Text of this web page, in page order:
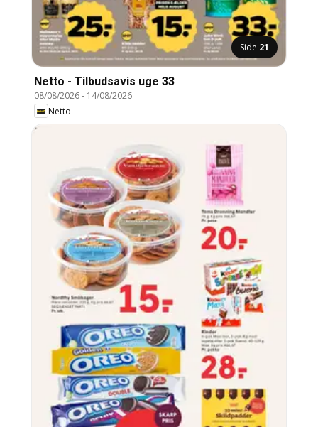
Side 21
Netto - Tilbudsavis uge 33
08/08/2026- 14/08/2026
Netto